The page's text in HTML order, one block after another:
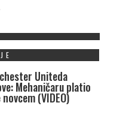
Uniteda
Mehaničaru platio
(VIDEO)